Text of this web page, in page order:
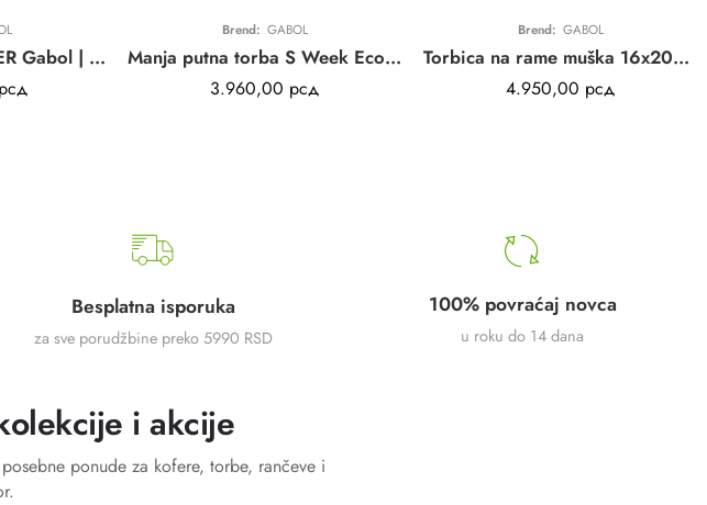
Laptop torba DECKER Gabol | siva | business | eko koža | 15,6″
рсд
Brend: GABOL
Manja putna torba S Week Eco Gabol | crna | eko tekstil | 27L
3.960,00 рсд
Brend: GABOL
Torbica na rame muška 16x20x7 cm Snap
4.950,00 рсд
Besplatna isporuka
za sve porudžbine preko 5990 RSD
100% povraćaj novca
u roku do 14 dana
i akcije
ponude za kofere, torbe, rančeve i